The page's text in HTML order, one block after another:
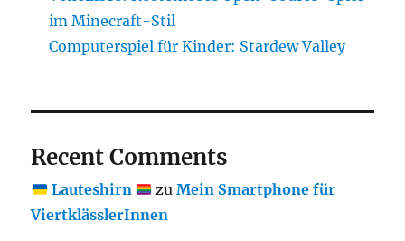
im Minecraft-Stil
Computerspiel für Kinder: Stardew Valley
Recent Comments
Lauteshirn zu Mein Smartphone für
ViertklässlerInnen